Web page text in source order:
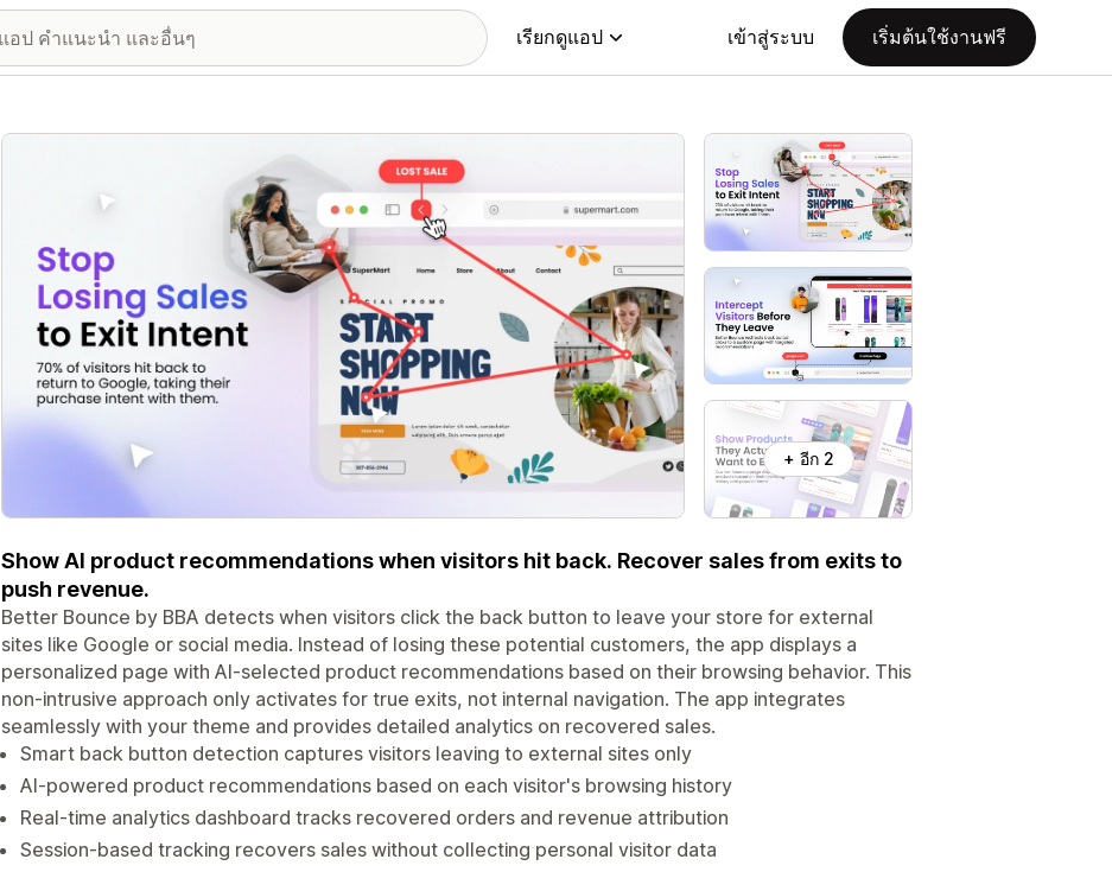
เรียกดูแอป เข้าสู่ระบบ เริ่มต้นใช้งานฟรี
แกลเลอรีรูปภาพที่แสดง
+ อีก 2
Show AI product recommendations when visitors hit back. Recover sales from exits to
push revenue.
Better Bounce by BBA detects when visitors click the back button to leave your store for external
sites like Google or social media. Instead of losing these potential customers, the app displays a
personalized page with AI-selected product recommendations based on their browsing behavior. This
non-intrusive approach only activates for true exits, not internal navigation. The app integrates
seamlessly with your theme and provides detailed analytics on recovered sales.
Smart back button detection captures visitors leaving to external sites only
AI-powered product recommendations based on each visitor's browsing history
Real-time analytics dashboard tracks recovered orders and revenue attribution
Session-based tracking recovers sales without collecting personal visitor data